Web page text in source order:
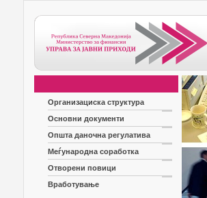
Организациска структура
Основни документи
Општа даночна регулатива
Меѓународна соработка
Отворени повици
Вработување